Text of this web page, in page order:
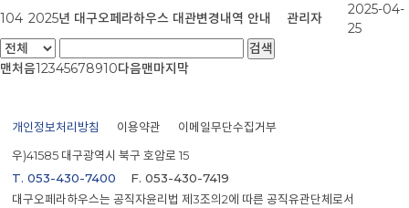
104 2025년 대구오페라하우스 대관변경내역 안내 관리자
2025-04-
25
맨처음12345678910다음맨마지막
개인정보처리방침 이용약관
이메일무단수집거부
우)41585 대구광역시 북구 호암로 15
T. 053-430-7400
F. 053-430-7419
대구오페라하우스는 공직자윤리법 제3조의2에 따른 공직유관단체로서